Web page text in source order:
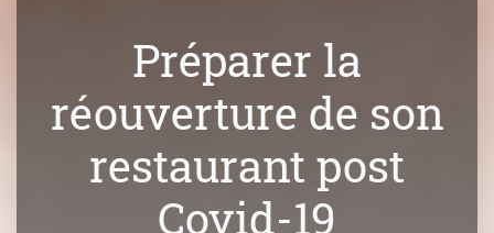
Préparer la
réouverture de son
restaurant post
Covid-19